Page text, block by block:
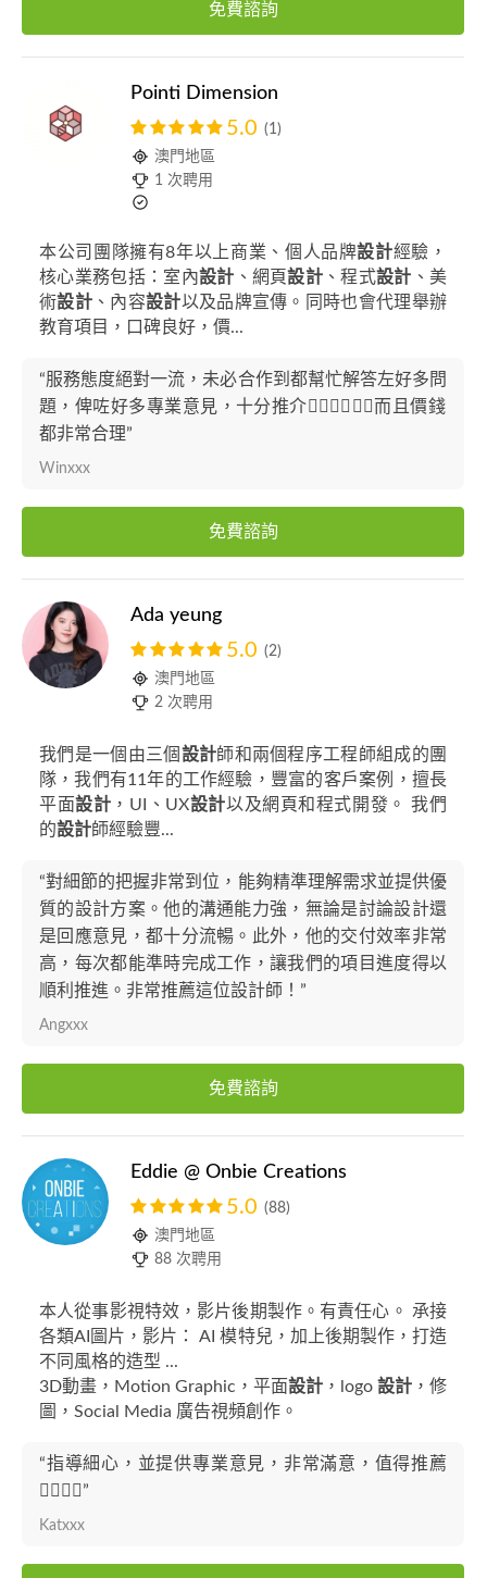
免費諮詢
Pointi Dimension
5.0 (1)
澳門地區
1 次聘用
本公司團隊擁有8年以上商業、個人品牌設計經驗，
核心業務包括：室內設計 、網頁設計 、程式設計 、美
術設計、內容設計以及品牌宣傳。同時也會代理舉辦
教育項目，口碑良好，價...
“服務態度絕對一流，未必合作到都幫忙解答左好多問
題，俾咗好多專業意見，十分推介👍🏻👍🏻👍🏻而且價錢
都非常合理”
Winxxx
免費諮詢
Ada yeung
5.0 (2)
澳門地區
2 次聘用
我們是一個由三個設計師和兩個程序工程師組成的團
隊，我們有11年的工作經驗，豐富的客戶案例，擅長
平面設計 ，UI、UX設計以及網頁和程式開發。 我們
的設計師經驗豐...
“對細節的把握非常到位，能夠精準理解需求並提供優
質的設計方案。他的溝通能力強，無論是討論設計還
是回應意見，都十分流暢。此外，他的交付效率非常
高，每次都能準時完成工作，讓我們的項目進度得以
順利推進。非常推薦這位設計師！”
Angxxx
免費諮詢
Eddie @ Onbie Creations
5.0 (88)
澳門地區
88 次聘用
本人從事影視特效，影片後期製作。有責任心。 𠄘接
各類AI圖片，影片： AI 模特兒，加上後期製作，打造
不同風格的造型 ...
3D動畫，Motion Graphic，平面設計 ，logo 設計 ，修
圖，Social Media 廣告視頻創作。
“指導細心，並提供專業意見，非常滿意，值得推薦
👍🏻👍🏻”
Katxxx